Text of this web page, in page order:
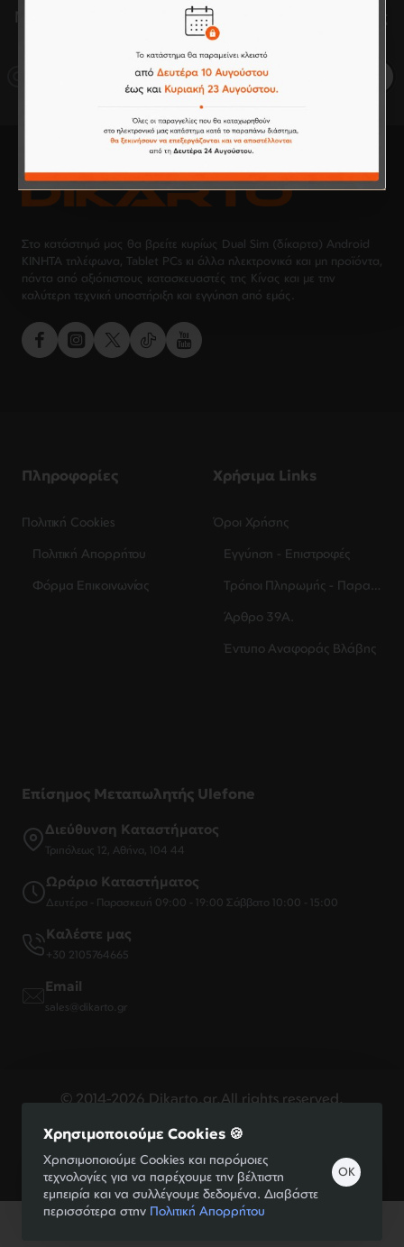
Χρησιμοποιούμε Cookies 🍪
Χρησιμοποιούμε Cookies και παρόμοιες
τεχνολογίες για να παρέχουμε την βέλτιστη
εμπειρία και να συλλέγουμε δεδομένα. Διαβάστε
περισσότερα στην Πολιτική Απορρήτου
OK
Μείνετε ενημερωμένοι για τα νέα και τις προσφορές
μας
Στο κατάστημά μας θα βρείτε κυρίως Dual Sim (δίκαρτα) Android
ΚΙΝΗΤΑ τηλέφωνα, Tablet PCs κι άλλα ηλεκτρονικά και μη προϊόντα,
πάντα από αξιόπιστους κατασκευαστές της Κίνας και με την
καλύτερη τεχνική υποστήριξη και εγγύηση από εμάς.
Πληροφορίες
Πολιτική Cookies
Πολιτική Απορρήτου
Φόρμα Επικοινωνίας
Χρήσιμα Links
Όροι Χρήσης
Εγγύηση - Επιστροφές
Άρθρο 39Α.
Έντυπο Αναφοράς Βλάβης
Επίσημος Μεταπωλητής Ulefone
Διεύθυνση Καταστήματος
Τριπόλεως 12, Αθήνα, 104 44
Ωράριο Καταστήματος
Δευτέρα - Παρασκευή 09:00 - 19:00 Σάββατο 10:00 - 15:00
Καλέστε μας
+30 2105764665
Email
sales@dikarto.gr
© 2014-2026 Dikarto.gr.All rights reserved.
Handcrafted by
Φίλτρα Προϊόντων